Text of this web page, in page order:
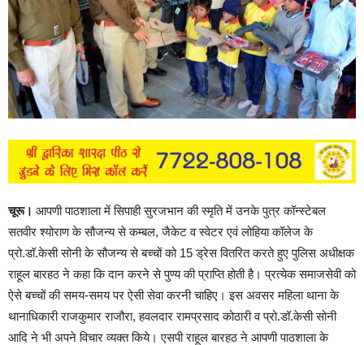
चूरू। आपणी पाठशाला में सिपाही सुरजभान की स्मृति में उनके पुत्र कॉन्स्टेबल
सतवीर श्योराण के सौजन्य से कम्बल, जैकेट व स्वेटर एवं लोहिया कॉलेज के
प्रो.डॉ.केसी सोनी के सौजन्य से बच्चों को 15 ड्रेस वितरित करते हुए पुलिस अधीक्षक
राहूल बारहठ ने कहा कि दान करने से पुण्य की प्राप्ति होती है। प्रत्येक समाजसेवी को
ऐसे बच्चों की समय-समय पर ऐसी सेवा करनी चाहिए। इस अवसर महिला थाना के
थानाधिकारी राजकुमार राजौरा, हवलदार रामप्रसाद कोठारी व प्रो.डॉ.केसी सोनी
आदि ने भी अपने विचार व्यक्त किये। एसपी राहूल बारहठ ने आपणी पाठशाला के